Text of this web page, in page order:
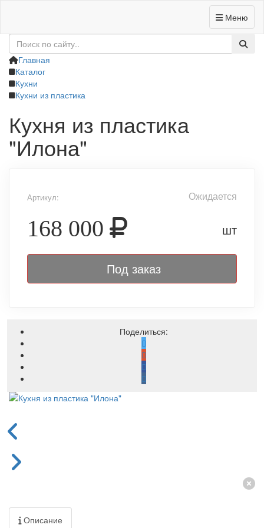
Меню
Главная
Каталог
Кухни
Кухни из пластика
Кухня из пластика
"Илона"
Артикул: Ожидается
168 000 шт
Под заказ
Поделиться:
Описание